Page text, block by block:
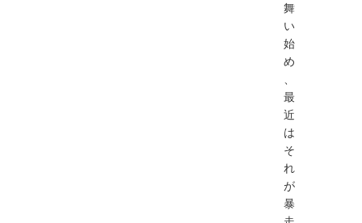
舞
い
始
め
、
最
近
は
そ
れ
が
暴